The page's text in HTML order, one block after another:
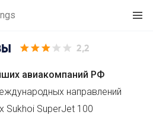
2,2
авиакомпаний РФ
направлений
Sukhoi SuperJet 100